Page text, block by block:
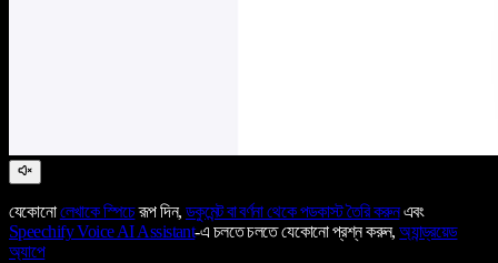
যেকোনোলেখাকে স্পিচেরূপ দিন, ডকুমেন্ট বা বর্ণনা থেকে পডকাস্ট তৈরি করুনএবং
Speechify Voice AI Assistant-এ চলতে চলতে যেকোনো প্রশ্ন করুন,অ্যান্ড্রয়েড
অ্যাপে